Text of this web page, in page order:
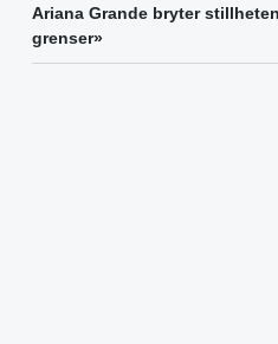
Ariana Grande bryter
grenser»